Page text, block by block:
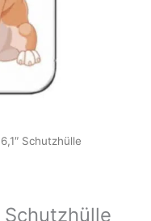
Schutzhülle
Schutzhülle